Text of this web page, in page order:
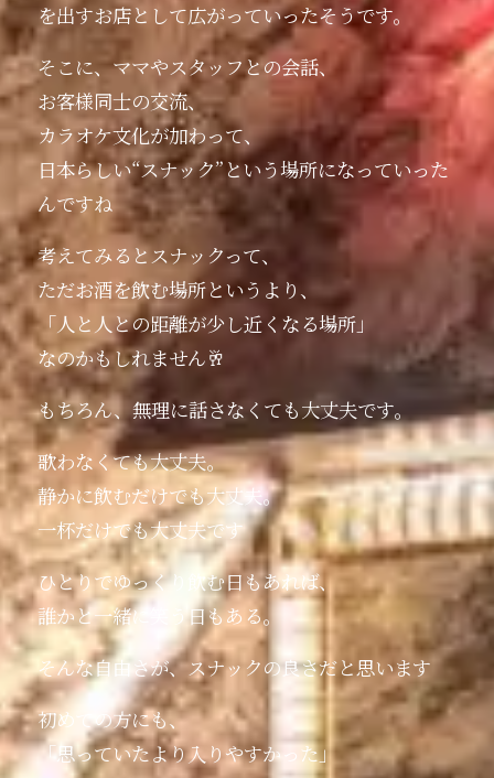
を出すお店として広がっていったそうです。
そこに、ママやスタッフとの会話、
お客様同士の交流、
カラオケ文化が加わって、
日本らしい“スナック”という場所になっていった
んですね️
考えてみるとスナックって、
ただお酒を飲む場所というより、
「人と人との距離が少し近くなる場所」
なのかもしれません🥂
もちろん、無理に話さなくても大丈夫です。
歌わなくても大丈夫。
静かに飲むだけでも大丈夫。
一杯だけでも大丈夫です
ひとりでゆっくり飲む日もあれば、
誰かと一緒に笑う日もある。
そんな自由さが、スナックの良さだと思います
初めての方にも、
「思っていたより入りやすかった」